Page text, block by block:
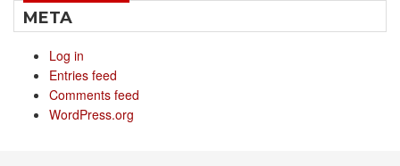
META
Log in
Entries feed
Comments feed
WordPress.org